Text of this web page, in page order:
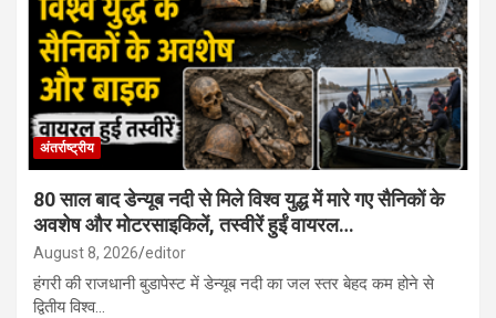
राजस्थान में स्थानीय निकाय चुनाव से पहले कांग्रेस में खुली कलह, टिकट बंटवारे
और वर्चस्व को लेकर बढ़ा विवाद…
अंतर्राष्ट्रीय
80 साल बाद डेन्यूब नदी से मिले विश्व युद्ध में मारे गए सैनिकों के
अवशेष और मोटरसाइकिलें, तस्वीरें हुईं वायरल…
August 8, 2026 editor
हंगरी की राजधानी बुडापेस्ट में डेन्यूब नदी का जल स्तर बेहद कम होने से
द्वितीय विश्व…